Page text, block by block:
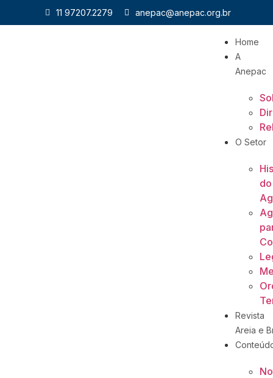
11 97207.2279 anepac@anepac.org.br
Home
A
Anepac
O Setor
do
Revista
Areia e